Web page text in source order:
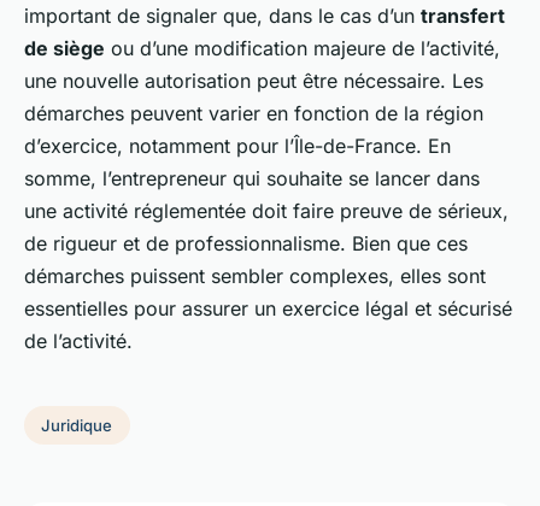
important de signaler que, dans le cas d’un transfert
de siège ou d’une modification majeure de l’activité,
une nouvelle autorisation peut être nécessaire. Les
démarches peuvent varier en fonction de la région
d’exercice, notamment pour l’Île-de-France. En
somme, l’entrepreneur qui souhaite se lancer dans
une activité réglementée doit faire preuve de sérieux,
de rigueur et de professionnalisme. Bien que ces
démarches puissent sembler complexes, elles sont
essentielles pour assurer un exercice légal et sécurisé
de l’activité.
Juridique